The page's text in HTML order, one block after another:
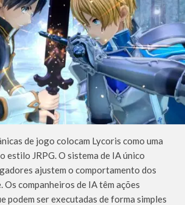
de jogo colocam Lycoris como uma
estilo JRPG. O sistema de IA único
ajustem o comportamento dos
Os companheiros de IA têm ações
podem ser executadas de forma simples